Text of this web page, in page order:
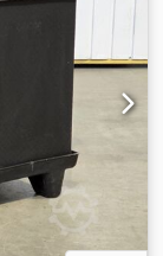
Τοποθεσία: D-